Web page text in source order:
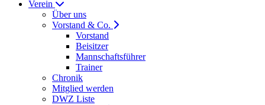
Verein
Über uns
Vorstand & Co.
Vorstand
Beisitzer
Mannschaftsführer
Trainer
Chronik
Mitglied werden
DWZ Liste